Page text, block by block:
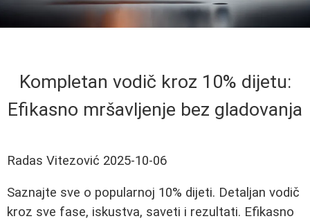
Kompletan vodič kroz 10% dijetu:
Efikasno mršavljenje bez gladovanja
Radas Vitezović 2025-10-06
Saznajte sve o popularnoj 10% dijeti. Detaljan vodič
kroz sve fase, iskustva, saveti i rezultati. Efikasno